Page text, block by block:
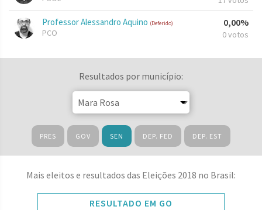
Professor Alessandro Aquino (Deferido)
PCO
0,00%
0 votos
Resultados por município:
PRES GOV SEN DEP. FED DEP. EST
Mais eleitos e resultados das Eleições 2018 no Brasil:
RESULTADO EM GO